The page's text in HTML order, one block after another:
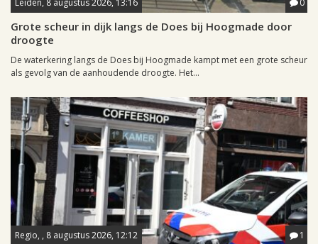
Leiden, 8 augustus 2026, 13:16 0
Grote scheur in dijk langs de Does bij Hoogmade door
droogte
De waterkering langs de Does bij Hoogmade kampt met een grote scheur
als gevolg van de aanhoudende droogte. Het...
Regio, , 8 augustus 2026, 12:12 1